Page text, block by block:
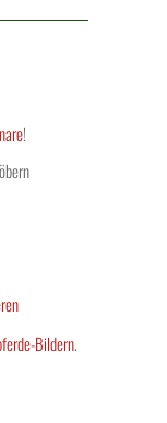
!
Bildern.